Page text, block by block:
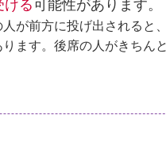
ける可能性があります。
が前方に投げ出されると
ます。後席の人がきちん